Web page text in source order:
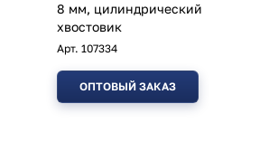
8 мм, цилиндрический
хвостовик
Арт. 107334
ОПТОВЫЙ ЗАКАЗ